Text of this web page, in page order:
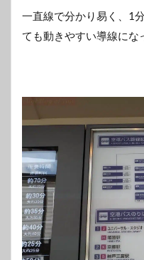
一直線で分かり易く、1
ても動きやすい導線にな